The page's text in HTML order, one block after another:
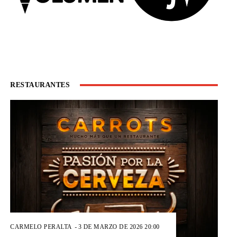
RESTAURANTES
CARMELO PERALTA - 3 DE MARZO DE 2026 20:00